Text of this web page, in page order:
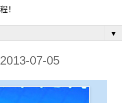
！
▼
07-05